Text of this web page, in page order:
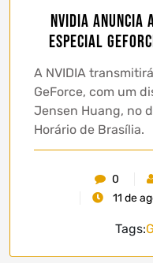
NVIDIA
Especial
A NVIDIA
GeForce, com um
Jensen Huang, no
Horário de Brasília.
0
11 de
Tags: